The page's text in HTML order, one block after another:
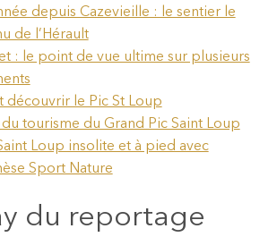
depuis Cazevieille : le sentier le
de l’Hérault
: le point de vue ultime sur plusieurs
découvrir le Pic St Loup
du tourisme du Grand Pic Saint Loup
Loup insolite et à pied avec
Sport Nature
du reportage